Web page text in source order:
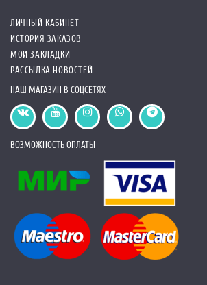
ЛИЧНЫЙ КАБИНЕТ
ИСТОРИЯ ЗАКАЗОВ
МОИ ЗАКЛАДКИ
РАССЫЛКА НОВОСТЕЙ
НАШ МАГАЗИН В СОЦСЕТЯХ
ВОЗМОЖНОСТЬ ОПЛАТЫ